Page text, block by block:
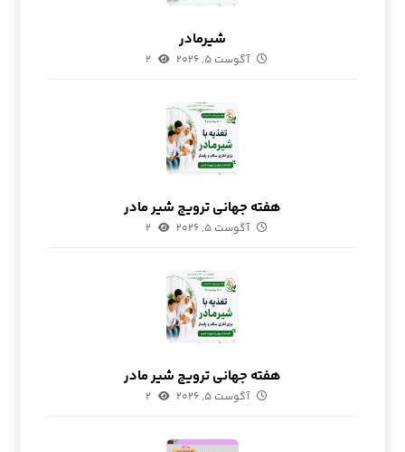
شیرمادر
آگوست ۵, ۲۰۲۶ ۲
هفته جهانی ترویج شیر مادر
آگوست ۵, ۲۰۲۶ ۲
هفته جهانی ترویج شیر مادر
آگوست ۵, ۲۰۲۶ ۲